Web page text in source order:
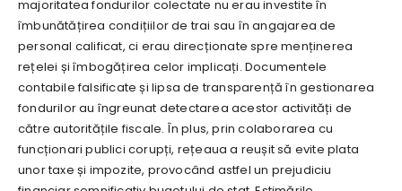
majoritatea fondurilor colectate nu erau investite în
îmbunătățirea condițiilor de trai sau în angajarea de
personal calificat, ci erau direcționate spre menținerea
rețelei și îmbogățirea celor implicați. Documentele
contabile falsificate și lipsa de transparență în gestionarea
fondurilor au îngreunat detectarea acestor activități de
către autoritățile fiscale. În plus, prin colaborarea cu
funcționari publici corupți, rețeaua a reușit să evite plata
unor taxe și impozite, provocând astfel un prejudiciu